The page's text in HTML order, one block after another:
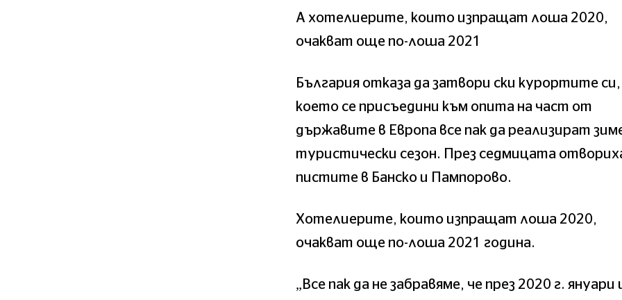
А хотелиерите, които изпращат лоша 2020,
очакват още по-лоша 2021
България отказа да затвори ски курортите си,
което се присъедини към опита на част от
държавите в Европа все пак да реализират
туристически сезон. През седмицата
пистите в Банско и Пампорово.
Хотелиерите, които изпращат лоша 2020,
очакват още по-лоша 2021 година.
„Все пак да не забравяме, че през 2020 г. януари